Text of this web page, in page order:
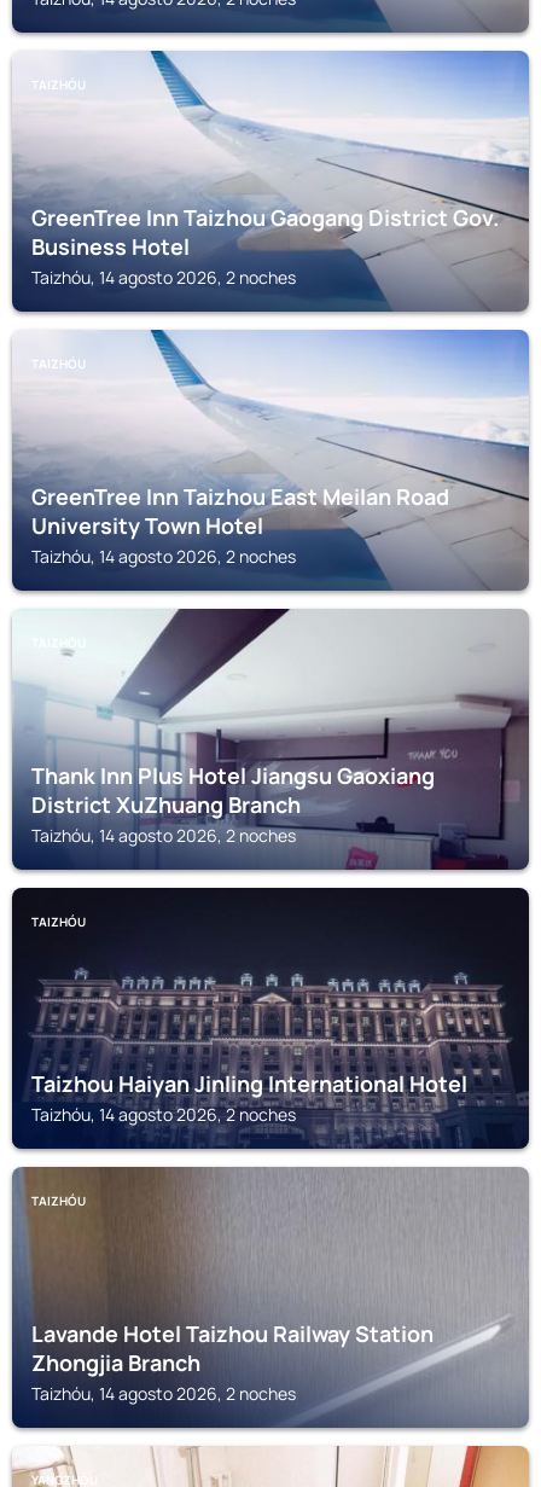
TAIZHÓU
GreenTree Inn Taizhou Gaogang District Gov.
Business Hotel
Taizhóu, 14 agosto 2026, 2 noches
TAIZHÓU
GreenTree Inn Taizhou East Meilan Road
University Town Hotel
Taizhóu, 14 agosto 2026, 2 noches
TAIZHÓU
Thank Inn Plus Hotel Jiangsu Gaoxiang
District XuZhuang Branch
Taizhóu, 14 agosto 2026, 2 noches
TAIZHÓU
Taizhou Haiyan Jinling International Hotel
Taizhóu, 14 agosto 2026, 2 noches
TAIZHÓU
Lavande Hotel Taizhou Railway Station
Zhongjia Branch
Taizhóu, 14 agosto 2026, 2 noches
YANGZHÓU